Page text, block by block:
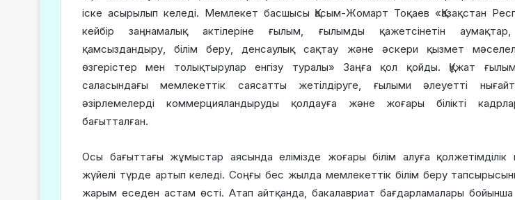
іске асырылып келеді. Мемлекет басшысы Қасым-Жомарт Тоқаев «Қазақстан
кейбір заңнамалық актілеріне ғылым, ғылымды қажетсінетін аумақтар,
қамсыздандыру, білім беру, денсаулық сақтау және әскери қызмет
өзгерістер мен толықтырулар енгізу туралы» Заңға қол қойды. Құжат
саласындағы мемлекеттік саясатты жетілдіруге, ғылыми әлеуетті
әзірлемелерді коммерцияландыруды қолдауға және жоғары білікті
бағытталған.
Осы бағыттағы жұмыстар аясында елімізде жоғары білім алуға қолжетімділік
жүйелі түрде артып келеді. Соңғы бес жылда мемлекеттік білім беру
жарым еседен астам өсті. Атап айтқанда, бакалавриат бағдарламалары